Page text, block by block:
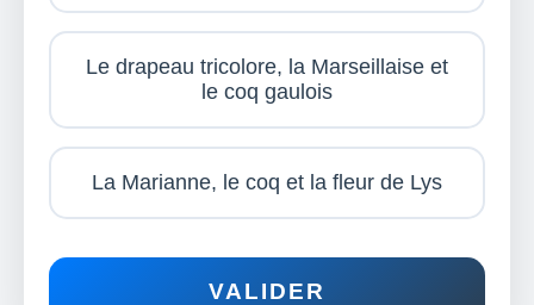
Le drapeau tricolore, la Marseillaise et
le coq gaulois
La Marianne, le coq et la fleur de Lys
VALIDER